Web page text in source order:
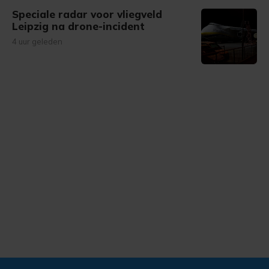
Speciale radar voor vliegveld
Leipzig na drone-incident
4 uur geleden